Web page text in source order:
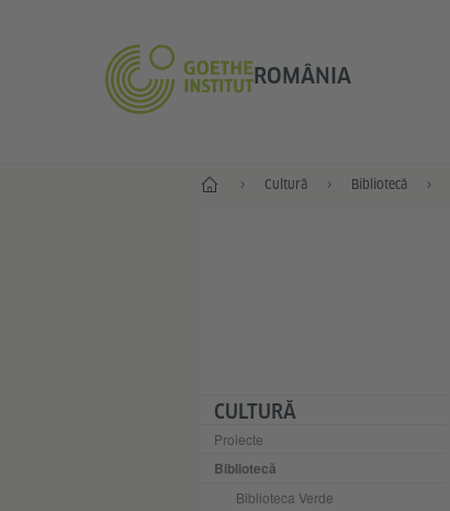
ROMÂNIA
Start Cultură Bibliotecă
CULTURĂ
Proiecte
Bibliotecă
Biblioteca Verde